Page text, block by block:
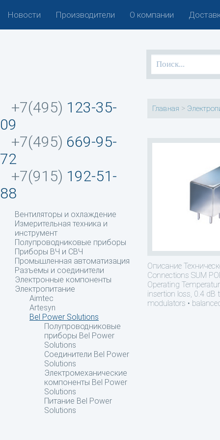
Новости Производители О компании
+7(495) 123-35-
09
+7(495) 669-95-
72
+7(915) 192-51-
88
Вентиляторы и охлаждение
Измерительная техника и
инструмент
Полупроводниковые приборы
Приборы ВЧ и СВЧ
Промышленная автоматизация
Разъемы и соединители
Электронные компоненты
Электропитание
Aimtec
Artesyn
Bel Power Solutions
Полупроводниковые
приборы Bel Power
Solutions
Соединители Bel Power
Solutions
Электромеханические
компоненты Bel Power
Solutions
Питание Bel Power
Solutions
Главная >
Описание
Connections SUM
Operating
insertion loss, 0.4 dB
modulators •